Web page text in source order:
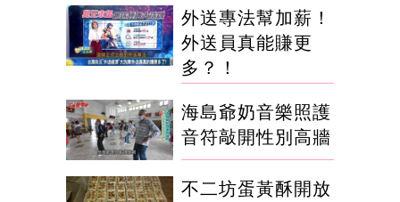
外送專法幫加薪！
外送員真能賺更
多？！
海島爺奶音樂照護
音符敲開性別高牆
不二坊蛋黃酥開放